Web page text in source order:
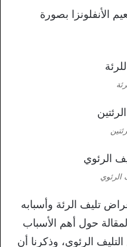
الأنفلونزا بصورة
الرئوي
تليف الرئة وأسبابه
حول أهم الأسباب
الرئوي، وذكرنا أن